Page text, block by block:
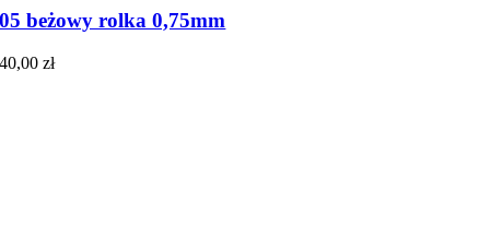
05 beżowy rolka 0,75mm
40,00zł